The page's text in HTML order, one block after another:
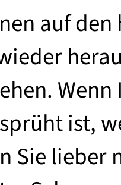
auf
ist,
Sie lieber